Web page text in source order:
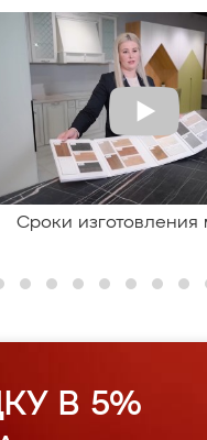
Сроки изготовления
В 5%